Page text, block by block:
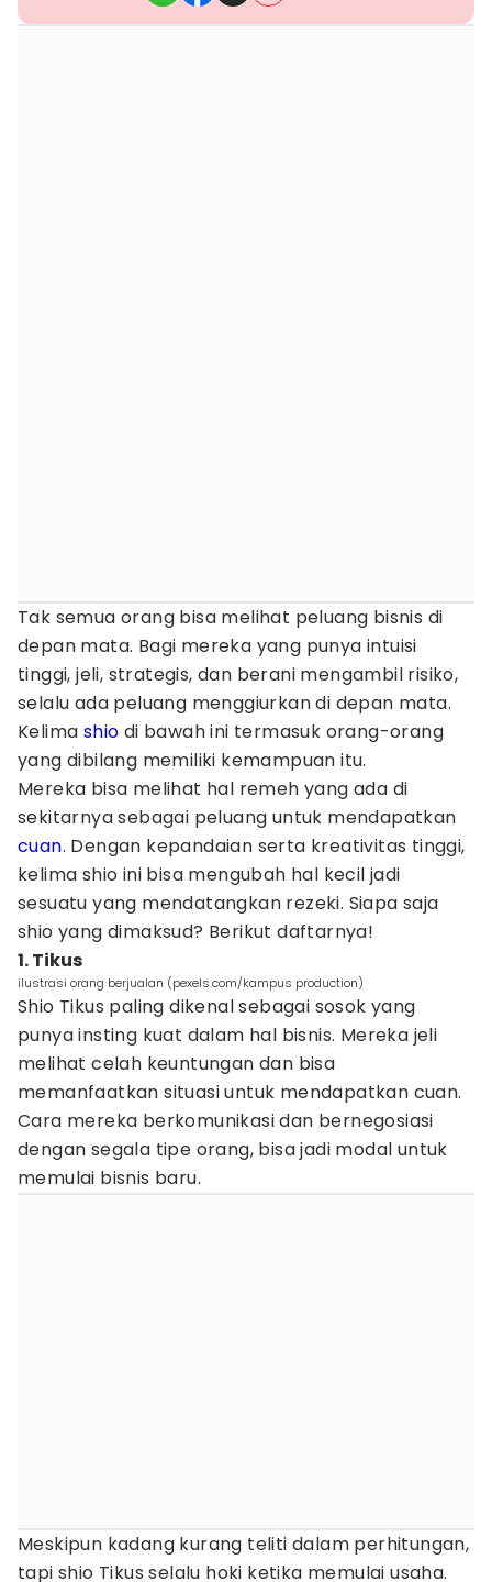
Tak semua orang bisa melihat peluang bisnis di
depan mata. Bagi mereka yang punya intuisi
tinggi, jeli, strategis, dan berani mengambil risiko,
selalu ada peluang menggiurkan di depan mata.
Kelima shio di bawah ini termasuk orang-orang
yang dibilang memiliki kemampuan itu.
Mereka bisa melihat hal remeh yang ada di
sekitarnya sebagai peluang untuk mendapatkan
cuan. Dengan kepandaian serta kreativitas tinggi,
kelima shio ini bisa mengubah hal kecil jadi
sesuatu yang mendatangkan rezeki. Siapa saja
shio yang dimaksud? Berikut daftarnya!
1. Tikus
ilustrasi orang berjualan (pexels.com/kampus production)
Shio Tikus paling dikenal sebagai sosok yang
punya insting kuat dalam hal bisnis. Mereka jeli
melihat celah keuntungan dan bisa
memanfaatkan situasi untuk mendapatkan cuan.
Cara mereka berkomunikasi dan bernegosiasi
dengan segala tipe orang, bisa jadi modal untuk
memulai bisnis baru.
Meskipun kadang kurang teliti dalam perhitungan,
tapi shio Tikus selalu hoki ketika memulai usaha.